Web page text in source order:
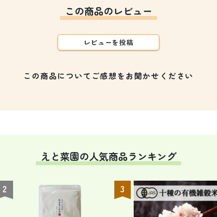
この商品のレビュー
レビューを投稿
この商品についてご感想をお聞かせください
えと菜園の人気商品ランキング
2 3